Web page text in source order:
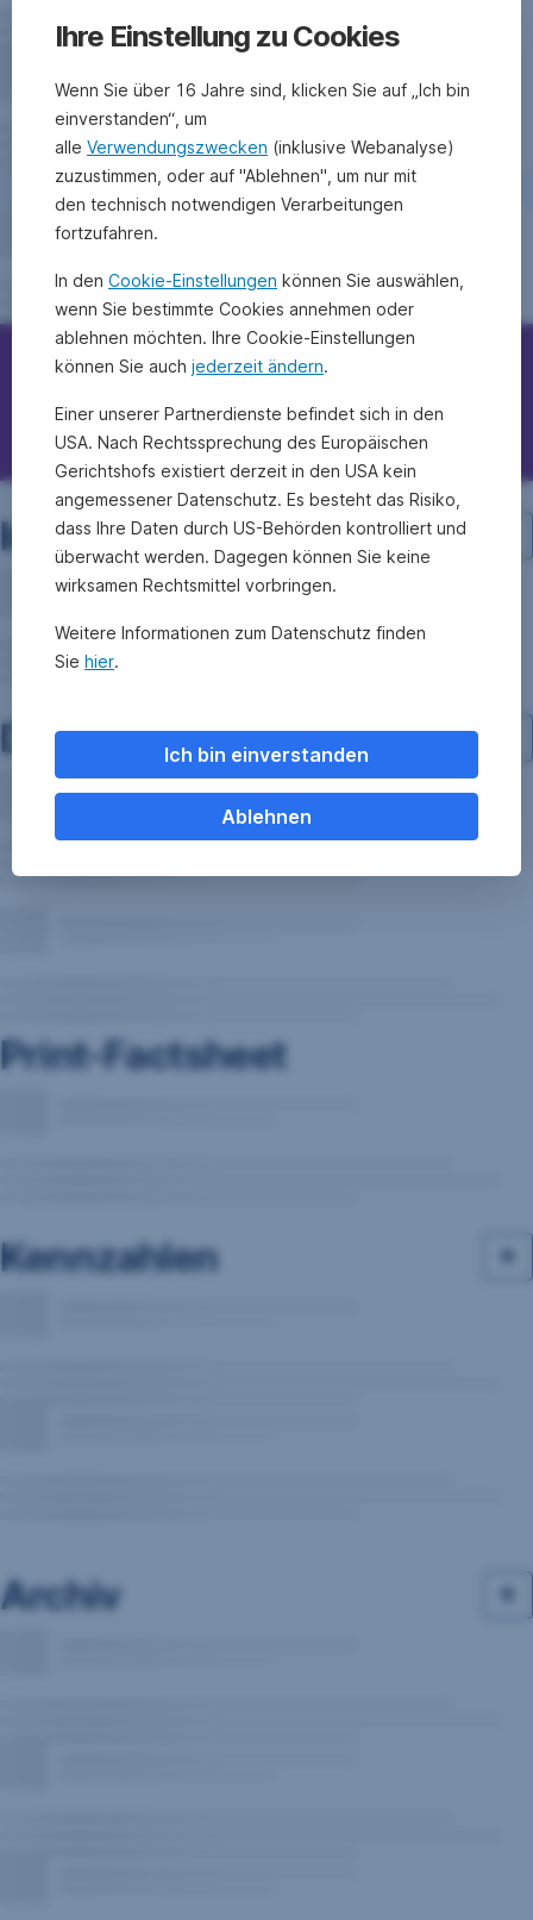
Erste Bank/Sparkassen kontaktieren
Fragen, Ideen, Anregungen?
Investment-Struktur
Dokumente
Print-Factsheet
Kennzahlen
Archiv
Ihre Einstellung zu Cookies
Wenn Sie über 16 Jahre sind, klicken Sie auf „Ich bin
einverstanden“, um
alle Verwendungszwecken (inklusive Webanalyse)
zuzustimmen, oder auf "Ablehnen", um nur mit
den technisch notwendigen Verarbeitungen
fortzufahren.
In den Cookie-Einstellungen können Sie auswählen,
wenn Sie bestimmte Cookies annehmen oder
ablehnen möchten. Ihre Cookie-Einstellungen
können Sie auch jederzeit ändern.
Einer unserer Partnerdienste befindet sich in den
USA. Nach Rechtssprechung des Europäischen
Gerichtshofs existiert derzeit in den USA kein
angemessener Datenschutz. Es besteht das Risiko,
dass Ihre Daten durch US-Behörden kontrolliert und
überwacht werden. Dagegen können Sie keine
wirksamen Rechtsmittel vorbringen.
Weitere Informationen zum Datenschutz finden
Sie hier.
Ich bin einverstanden
Ablehnen